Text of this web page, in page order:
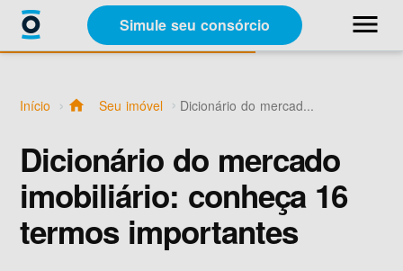
Simule seu consórcio menu
close
Categorias
Sobre a Racon
Início home Seu imóvel Dicionário do mercad...
Dicionário do mercado
imobiliário: conheça 16
termos importantes